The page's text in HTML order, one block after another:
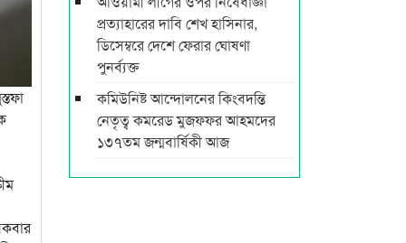
প্রত্যাহারের দাবি শেখ হাসিনার,
ডিসেম্বরে দেশে ফেরার ঘোষণা
পুনর্ব্যক্ত
কমিউনিষ্ট আন্দোলনের কিংবদন্তি
নেতৃত্ব কমরেড মুজফ্ফর আহমদের
১৩৭তম জন্মবার্ষিকী আজ